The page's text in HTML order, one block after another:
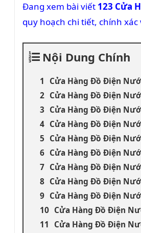
Đang xem bài viết 123 Cửa
quy hoạch chi tiết, chính
Nội Dung Chính
Cửa Hàng Đồ Điện
Cửa Hàng Đồ Điện
Cửa Hàng Đồ Điện
Cửa Hàng Đồ Điện
Cửa Hàng Đồ Điện
Cửa Hàng Đồ Điện
Cửa Hàng Đồ Điện
Cửa Hàng Đồ Điện
Cửa Hàng Đồ Điện
Cửa Hàng Đồ Điện
Cửa Hàng Đồ Điện